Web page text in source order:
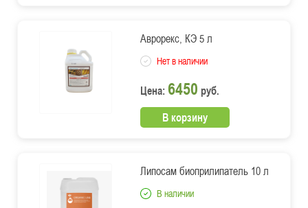
Аврорекс, КЭ 5 л
Нет в наличии
Цена: 6450 руб.
В корзину
Липосам биоприлипатель 10 л
В наличии